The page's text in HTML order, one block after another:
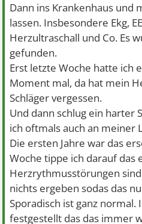
Dann ins Krankenhaus und
lassen. Insbesondere Ekg,
Herzultraschall und Co. Es
gefunden.
Erst letzte Woche hatte ich
Moment mal, da hat mein
Schläger vergessen.
Und dann schlug ein harter
ich oftmals auch an meiner
Die ersten Jahre war das
Woche tippe ich darauf das
Herzrythmusstörungen
nichts ergeben sodas das
Sporadisch ist ganz normal.
festgestellt das das immer